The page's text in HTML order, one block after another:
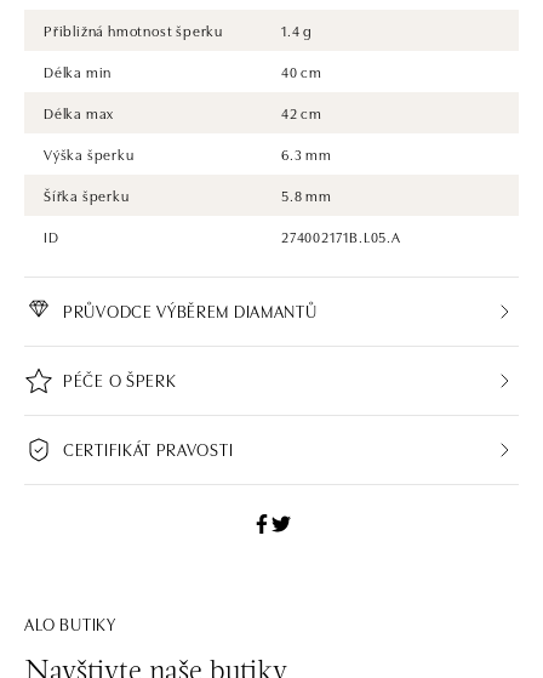
Přibližná hmotnost šperku
1.4 g
Délka min
40 cm
Délka max
42 cm
Výška šperku
6.3 mm
Šířka šperku
5.8 mm
ID
274002171B.L05.A
PRŮVODCE VÝBĚREM DIAMANTŮ
PÉČE O ŠPERK
CERTIFIKÁT PRAVOSTI
ALO BUTIKY